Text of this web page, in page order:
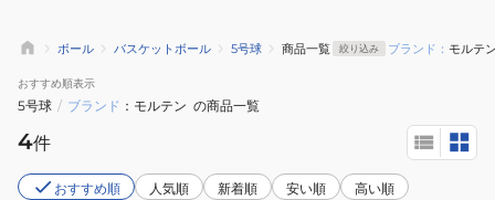
ボール バスケットボール 5号球 商品一覧 絞り込み ブランド： モルテ
おすすめ順表示
5号球 / ブランド モルテン の商品一覧
4件
おすすめ順 人気順 新着順 安い順 高い順